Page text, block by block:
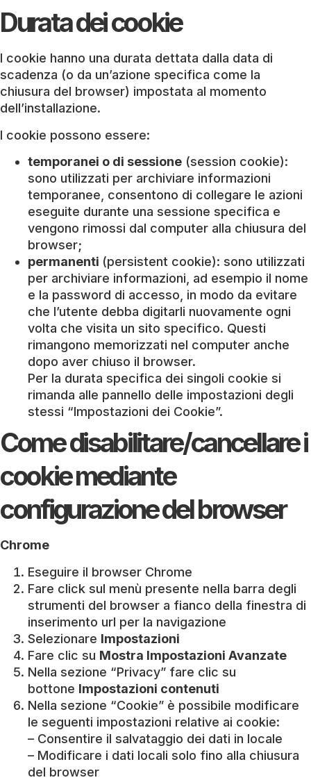
Durata dei cookie
I cookie hanno una durata dettata dalla data di
scadenza (o da un’azione specifica come la
chiusura del browser) impostata al momento
dell’installazione.
I cookie possono essere:
temporanei o di sessione (session cookie):
sono utilizzati per archiviare informazioni
temporanee, consentono di collegare le azioni
eseguite durante una sessione specifica e
vengono rimossi dal computer alla chiusura del
browser;
permanenti (persistent cookie): sono utilizzati
per archiviare informazioni, ad esempio il nome
e la password di accesso, in modo da evitare
che l’utente debba digitarli nuovamente ogni
volta che visita un sito specifico. Questi
rimangono memorizzati nel computer anche
dopo aver chiuso il browser.
Per la durata specifica dei singoli cookie si
rimanda alle pannello delle impostazioni degli
stessi “Impostazioni dei Cookie”.
Come disabilitare/cancellare i
cookie mediante
configurazione del browser
Chrome
Eseguire il browser Chrome
Fare click sul menù presente nella barra degli
strumenti del browser a fianco della finestra di
inserimento url per la navigazione
Selezionare Impostazioni
Fare clic su Mostra Impostazioni Avanzate
Nella sezione “Privacy” fare clic su
bottone Impostazioni contenuti
Nella sezione “Cookie” è possibile modificare
le seguenti impostazioni relative ai cookie:
– Consentire il salvataggio dei dati in locale
– Modificare i dati locali solo fino alla chiusura
del browser